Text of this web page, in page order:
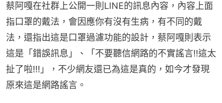
蔡阿嘎在社群上公開一則LINE的訊息內容，內容上面
指口罩的戴法，會因應你有沒有生病，有不同的戴
法，還指出這是口罩過濾功能的設計，蔡阿嘎則表示
這是「錯誤訊息」、「不要聽信網路的不實謠言!!這太
扯了啦!!!」，不少網友還已為這是真的，如今才發現
原來這是網路謠言。